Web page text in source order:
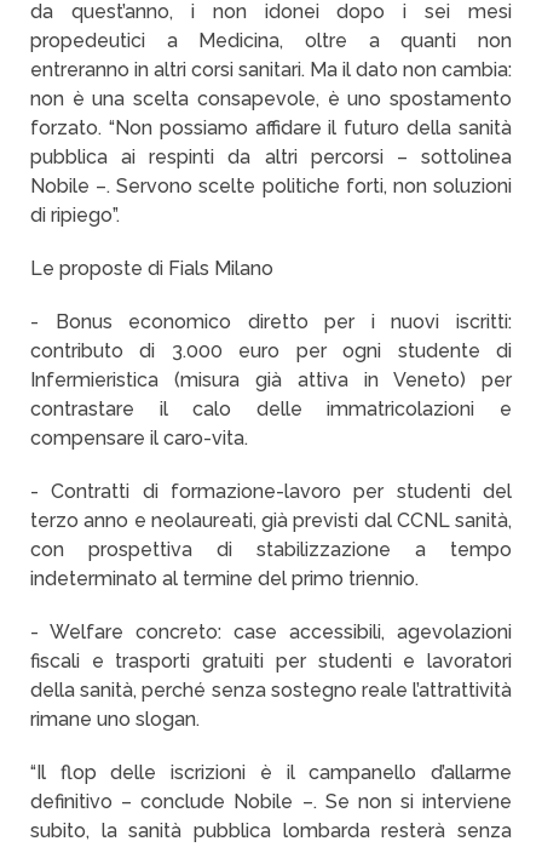
da quest’anno, i non idonei dopo i sei mesi
propedeutici a Medicina, oltre a quanti non
entreranno in altri corsi sanitari. Ma il dato non cambia:
non è una scelta consapevole, è uno spostamento
forzato. “Non possiamo affidare il futuro della sanità
pubblica ai respinti da altri percorsi – sottolinea
Nobile –. Servono scelte politiche forti, non soluzioni
di ripiego”.
Le proposte di Fials Milano
- Bonus economico diretto per i nuovi iscritti:
contributo di 3.000 euro per ogni studente di
Infermieristica (misura già attiva in Veneto) per
contrastare il calo delle immatricolazioni e
compensare il caro-vita.
- Contratti di formazione-lavoro per studenti del
terzo anno e neolaureati, già previsti dal CCNL sanità,
con prospettiva di stabilizzazione a tempo
indeterminato al termine del primo triennio.
- Welfare concreto: case accessibili, agevolazioni
fiscali e trasporti gratuiti per studenti e lavoratori
della sanità, perché senza sostegno reale l’attrattività
rimane uno slogan.
“Il flop delle iscrizioni è il campanello d’allarme
definitivo – conclude Nobile –. Se non si interviene
subito, la sanità pubblica lombarda resterà senza